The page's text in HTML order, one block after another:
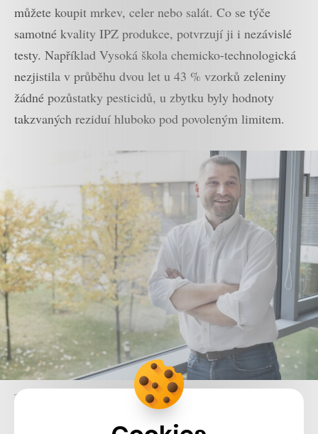
můžete koupit mrkev, celer nebo salát. Co se týče
samotné kvality IPZ produkce, potvrzují ji i nezávislé
testy. Například Vysoká škola chemicko-technologická
nezjistila v průběhu dvou let u 43 % vzorků zeleniny
žádné pozůstatky pesticidů, u zbytku byly hodnoty
takzvaných reziduí hluboko pod povoleným limitem.
Tomáš Jeřábek, CEO Košík.cz